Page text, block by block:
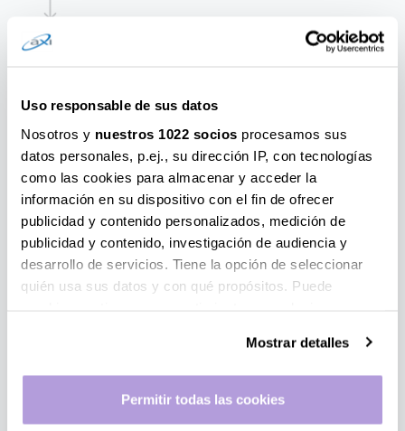
Uso responsable de sus datos
Nosotros y nuestros 1022 socios procesamos sus
datos personales, p.ej., su dirección IP, con tecnologías
como las cookies para almacenar y acceder la
información en su dispositivo con el fin de ofrecer
publicidad y contenido personalizados, medición de
publicidad y contenido, investigación de audiencia y
desarrollo de servicios. Tiene la opción de seleccionar
quién usa sus datos y con qué propósitos. Puede
Si lo permite, también quisiéramos:
Mostrar detalles
Permitir todas las cookies
5
Disfruta de tu crédito como más te guste
6 Control total
Realiza todas tus gestiones con un solo clic